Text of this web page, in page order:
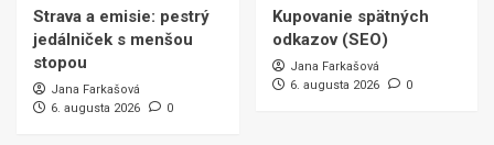
Strava a emisie: pestrý
jedálniček s menšou
stopou
Jana Farkašová
6. augusta 2026
0
Kupovanie spätných
odkazov (SEO)
Jana Farkašová
6. augusta 2026
0